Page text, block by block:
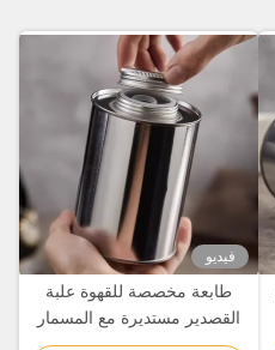
فيديو
طابعة مخصصة للقهوة علبة
القصدير مستديرة مع المسمار
على الغطاء / صمامات العادم